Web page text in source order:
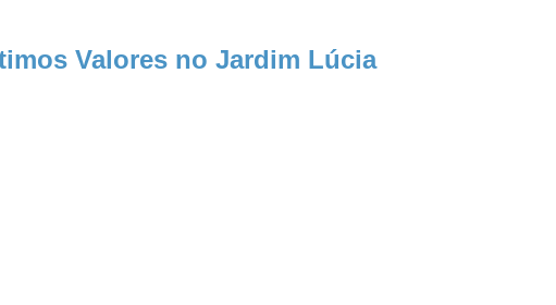
Valores no Jardim Lúcia